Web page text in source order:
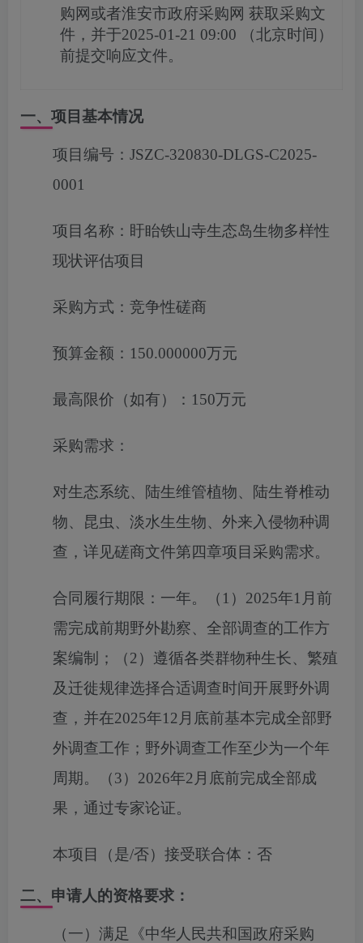
购网或者淮安市政府采购网 获取采购文
件，并于2025-01-21 09:00 （北京时间）
前提交响应文件。
一、项目基本情况
项目编号： JSZC-320830-DLGS-C2025-
0001
项目名称： 盱眙铁山寺生态岛生物多样性
现状评估项目
采购方式： 竞争性磋商
预算金额： 150.000000万元
最高限价（如有）： 150万元
采购需求：
对生态系统、陆生维管植物、陆生脊椎动
物、昆虫、淡水生生物、外来入侵物种调
查 ， 详见磋商文件第四章项目 采购需求。
合同履行期限： 一年。（1）2025年1月前
需完成前期野外勘察、全部调查的工作方
案编制；（2）遵循各类群物种生长、繁殖
及迁徙规律选择合适调查时间开展野外调
查，并在2025年12月底前基本完成全部野
外调查工作；野外调查工作至少为一个年
周期。（3）2026年2月底前完成全部成
果，通过专家论证。
本项目（是/否）接受联合体： 否
二、申请人的资格要求：
（一）满足《中华人民共和国政府采购